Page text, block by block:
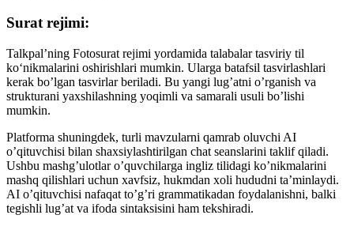
Surat rejimi:
Talkpal’ning Fotosurat rejimi yordamida talabalar tasviriy til
ko‘nikmalarini oshirishlari mumkin. Ularga batafsil tasvirlashlari
kerak bo’lgan tasvirlar beriladi. Bu yangi lug’atni o’rganish va
strukturani yaxshilashning yoqimli va samarali usuli bo’lishi
mumkin.
Platforma shuningdek, turli mavzularni qamrab oluvchi AI
o’qituvchisi bilan shaxsiylashtirilgan chat seanslarini taklif qiladi.
Ushbu mashg’ulotlar o’quvchilarga ingliz tilidagi ko’nikmalarini
mashq qilishlari uchun xavfsiz, hukmdan xoli hududni ta’minlaydi.
AI o’qituvchisi nafaqat to’g’ri grammatikadan foydalanishni, balki
tegishli lug’at va ifoda sintaksisini ham tekshiradi.